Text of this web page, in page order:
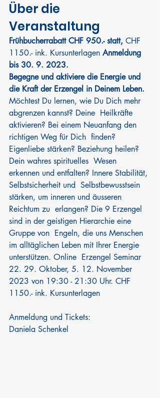
Über die
Veranstaltung
Frühbucherrabatt CHF 950.- statt, CHF
1150.- ink. Kursunterlagen Anmeldung
bis 30. 9. 2023.
Begegne und aktiviere die Energie und
die Kraft der Erzengel in Deinem Leben.
​Möchtest Du lernen, wie Du Dich mehr
abgrenzen kannst? Deine  Heilkräfte
aktivieren? Bei einem Neuanfang den
richtigen Weg für Dich  finden?
Eigenliebe stärken? Beziehung heilen?
Dein wahres spirituelles  Wesen
erkennen und entfalten? Innere Stabilität,
Selbstsicherheit und  Selbstbewusstsein
stärken, um inneren und äusseren
Reichtum zu  erlangen? Die 9 Erzengel
sind in der geistigen Hierarchie eine
Gruppe von  Engeln, die uns Menschen
im alltäglichen Leben mit Ihrer Energie
unterstützen. Online  Erzengel Seminar
22. 29. Oktober, 5. 12. November
2023 von 19:30 - 21:30 Uhr. CHF
1150.- ink. Kursunterlagen
Anmeldung und Tickets:
Daniela Schenkel